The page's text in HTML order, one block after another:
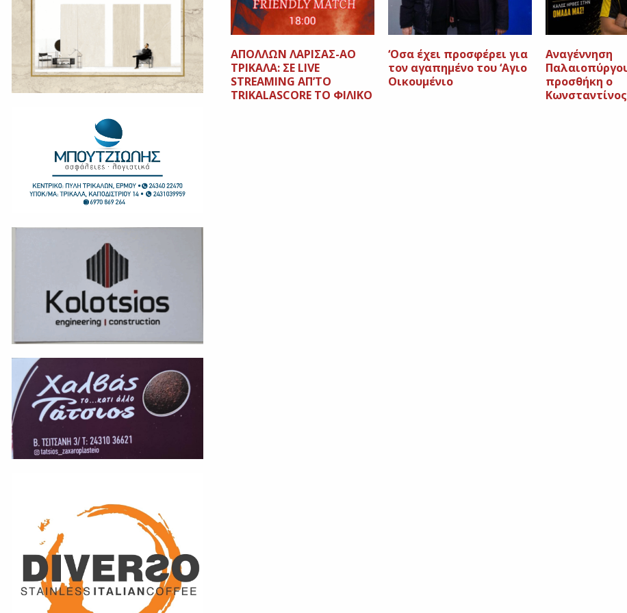
ΑΠΟΛΛΩΝ ΛΑΡΙΣΑΣ-ΑΟ
ΤΡΙΚΑΛΑ: ΣΕ LIVE
STREAMING ΑΠ’ΤΟ
TRIKALASCORE ΤΟ ΦΙΛΙΚΟ
‘Οσα έχει προσφέρει για
τον αγαπημένο του ‘Αγιο
Οικουμένιο
Αναγέννηση
προσθήκη ο